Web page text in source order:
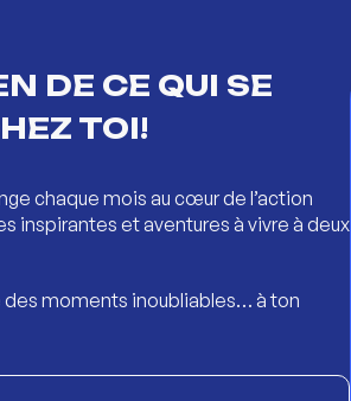
DE CE QUI SE
TOI!
chaque mois au cœur de l’action
inspirantes et aventures à vivre à deux
moments inoubliables… à ton